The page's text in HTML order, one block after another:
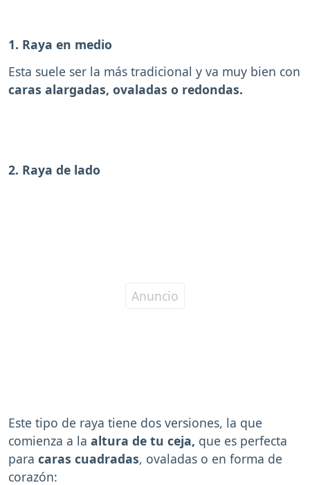
1. Raya en medio
Esta suele ser la más tradicional y va muy bien con
caras alargadas, ovaladas o redondas.
2. Raya de lado
Este tipo de raya tiene dos versiones, la que
comienza a la altura de tu ceja, que es perfecta
para caras cuadradas, ovaladas o en forma de
corazón: